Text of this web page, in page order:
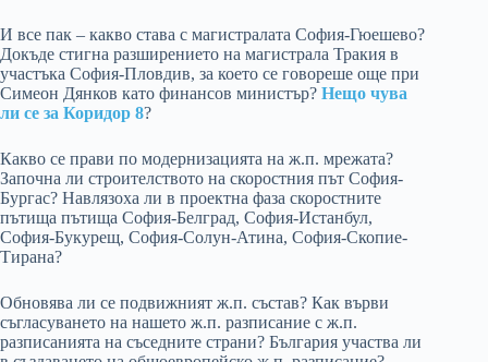
И все пак – какво става с магистралата София-Гюешево?
Докъде стигна разширението на магистрала Тракия в
участъка София-Пловдив, за което се говореше още при
Симеон Дянков като финансов министър? Нещо чува
ли се за Коридор 8?
Какво се прави по модернизацията на ж.п. мрежата?
Започна ли строителството на скоростния път София-
Бургас? Навлязоха ли в проектна фаза скоростните
пътища пътища София-Белград, София-Истанбул,
София-Букурещ, София-Солун-Атина, София-Скопие-
Тирана?
Обновява ли се подвижният ж.п. състав? Как върви
съгласуването на нашето ж.п. разписание с ж.п.
разписанията на съседните страни? България участва ли